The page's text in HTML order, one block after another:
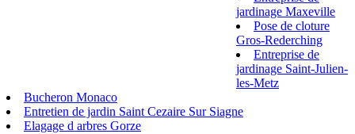
jardinage Maxeville
Pose de cloture
Gros-Rederching
Entreprise de
jardinage Saint-Julien-
les-Metz
Bucheron Monaco
Entretien de jardin Saint Cezaire Sur Siagne
Elagage d arbres Gorze